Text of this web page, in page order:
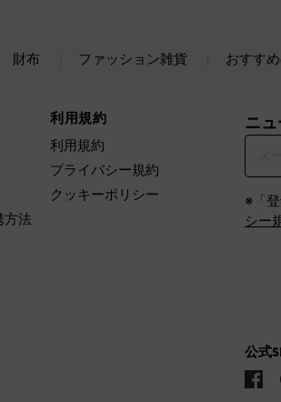
財布 ファッション雑貨 おすす
方法
利用規約
利用規約
プライバシー規約
クッキーポリシー
ニ
※「
シー
公式